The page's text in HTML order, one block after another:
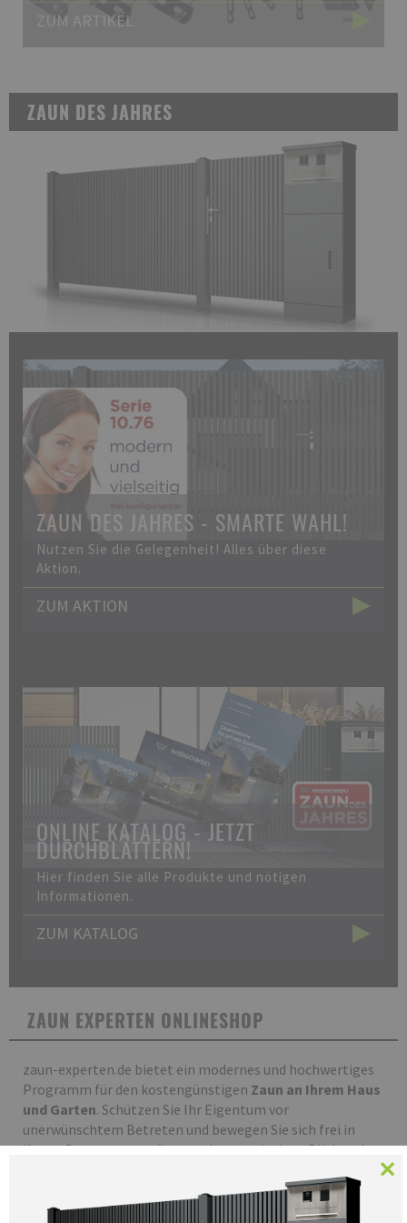
ZUM ARTIKEL
ZAUN DES JAHRES
ZAUN DES JAHRES - SMARTE WAHL!
Nutzen Sie die Gelegenheit! Alles über diese
Aktion.
ZUM AKTION
ONLINE KATALOG - JETZT
DURCHBLÄTTERN!
Hier finden Sie alle Produkte und nötigen
Informationen.
ZUM KATALOG
ZAUN EXPERTEN ONLINESHOP
zaun-experten.de bietet ein modernes und hochwertiges
Programm für den kostengünstigen Zaun an Ihrem Haus
und Garten. Schützen Sie Ihr Eigentum vor
unerwünschtem Betreten und bewegen Sie sich frei in
Ihrem Garten, ungestört von den neugierigen Blicken der
Mit unseren Zäunen erhalten Sie einen dekorativen,
stabilen, langlebigen und effektiven Schutz Ihres
✕